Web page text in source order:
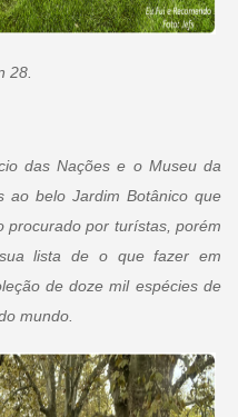
28.
das Nações e o Museu da
ao belo Jardim Botânico que
procurado por turístas, porém
lista de o que fazer em
de doze mil espécies de
mundo.